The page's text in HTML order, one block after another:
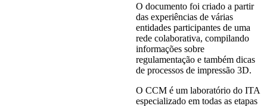
O documento foi criado a partir
das experiências de várias
entidades participantes de uma
rede colaborativa, compilando
informações sobre
regulamentação e também dicas
de processos de impressão 3D.
O CCM é um laboratório do ITA
especializado em todas as etapas